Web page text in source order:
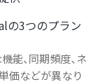
の3つのプラン
能、同期頻度、ネ
価などが異なり